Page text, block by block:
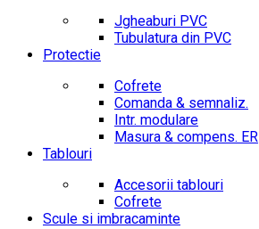
Jgheaburi PVC
Tubulatura din PVC
Protectie
Cofrete
Comanda & semnaliz.
Intr. modulare
Masura & compens. ER
Tablouri
Accesorii tablouri
Cofrete
Scule si imbracaminte